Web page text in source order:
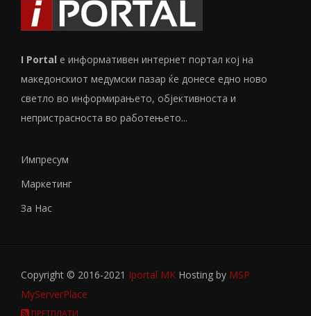
I Portal е информативен интернет портал кој на
македонскиот медумски пазар ќе донесе едно ново
светло во информирањето, објективноста и
непристрасноста во работењето...
Импресум
Маркетинг
За Нас
Copyright © 2016-2021 Iportal MK Hosting by MSP
MyServerPlace